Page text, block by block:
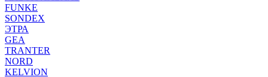
FUNKE
SONDEX
ЭТРА
GEA
TRANTER
NORD
KELVION